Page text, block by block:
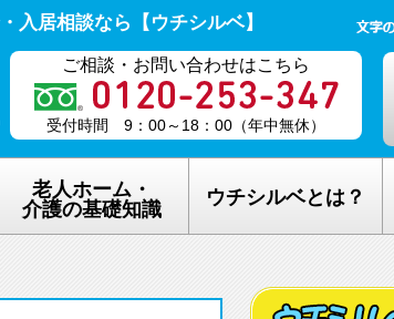
入居相談なら【ウチシルベ】
ご相談・お問い合わせはこちら
受付時間 9：00～18：00（年中無休）
老人ホーム・
介護の基礎知識
ウチシルベとは？